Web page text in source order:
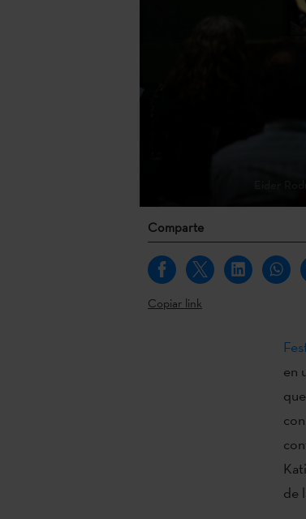
Eider
Comparte
Copiar link
en
de